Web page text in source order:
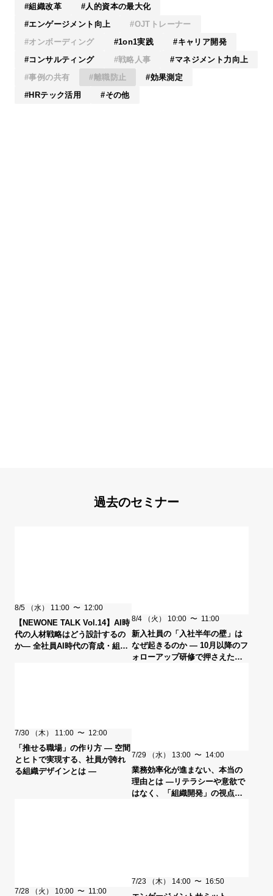
組織改革
人的資本の最大化
エンゲージメント向上
OJTトレーナー
オンボーディング
1on1実践
キャリア開発
コンサルティング
戦略人事
マネジメント力向上
事例の共有
離職防止
効果測定
HRテック活用
その他
過去のセミナー
8/5 （水） 11:00 〜 12:00
【NEWONE TALK Vol.14】AI時
代の人材戦略はどう設計するの
か― 全社員AI時代の育成・組織
8/4 （火） 10:00 〜 11:00
新入社員の「入社半年の壁」は
なぜ起きるのか ― 10月以降のフ
ォローアップ研修で押さえたい
7/30 （木） 11:00 〜 12:00
「推せる職場」の作り方 ― 空間
とヒトで実現する、社員が誇れ
る組織デザインとは ―
7/29 （水） 13:00 〜 14:00
業務効率化が進まない、本当の
理由とは ―リテラシーや意欲で
はなく、「組織開発」の視点か
7/28 （火） 10:00 〜 11:00
7/23 （木） 14:00 〜 16:50